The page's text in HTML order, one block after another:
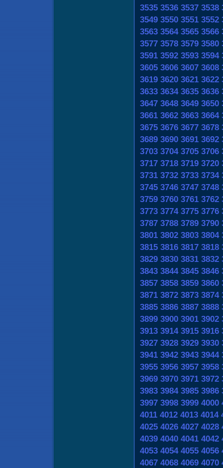
3535 3536 3537 3538
3549 3550 3551 3552
3563 3564 3565 3566
3577 3578 3579 3580
3591 3592 3593 3594
3605 3606 3607 3608
3619 3620 3621 3622
3633 3634 3635 3636
3647 3648 3649 3650
3661 3662 3663 3664
3675 3676 3677 3678
3689 3690 3691 3692
3703 3704 3705 3706
3717 3718 3719 3720
3731 3732 3733 3734
3745 3746 3747 3748
3759 3760 3761 3762
3773 3774 3775 3776
3787 3788 3789 3790
3801 3802 3803 3804
3815 3816 3817 3818
3829 3830 3831 3832
3843 3844 3845 3846
3857 3858 3859 3860
3871 3872 3873 3874
3885 3886 3887 3888
3899 3900 3901 3902
3913 3914 3915 3916
3927 3928 3929 3930
3941 3942 3943 3944
3955 3956 3957 3958
3969 3970 3971 3972
3983 3984 3985 3986
3997 3998 3999 4000
4011 4012 4013 4014
4025 4026 4027 4028
4039 4040 4041 4042
4053 4054 4055 4056
4067 4068 4069 4070